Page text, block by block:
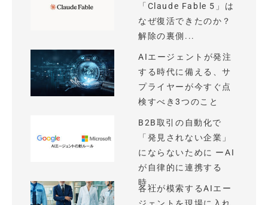
「Claude Fable 5」は
なぜ復活できたのか？
解除の裏側...
AIエージェントが発注
する時代に備える、サ
プライヤーが今すぐ点
検すべき3つのこと
B2B取引の自動化で
「発見されない企業」
にならないために ーAI
が自律的に連携する
時...
各社が模索するAIエー